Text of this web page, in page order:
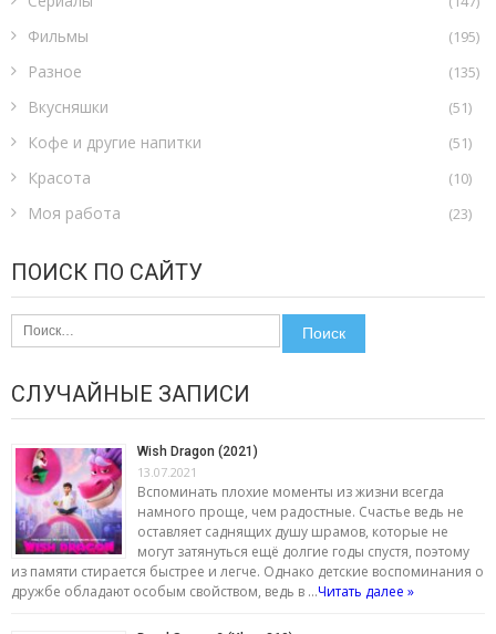
Фильмы (195)
Разное (135)
Вкусняшки (51)
Кофе и другие напитки (51)
Красота (10)
Моя работа (23)
ПОИСК ПО САЙТУ
Найти:
СЛУЧАЙНЫЕ ЗАПИСИ
Wish Dragon (2021)
13.07.2021
Вспоминать плохие моменты из жизни всегда
намного проще, чем радостные. Счастье ведь не
оставляет саднящих душу шрамов, которые не
могут затянуться ещё долгие годы спустя, поэтому
из памяти стирается быстрее и легче. Однако детские воспоминания о
дружбе обладают особым свойством, ведь в …Читать далее »